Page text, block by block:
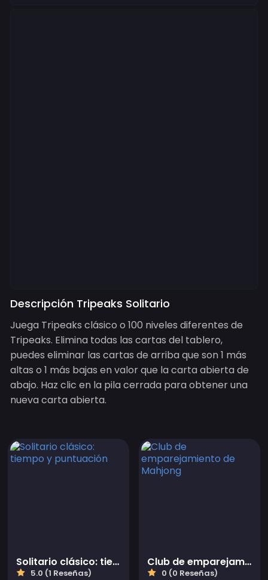
Descripción Tripeaks Solitario
Juega Tripeaks clásico o 100 niveles diferentes de
Tripeaks. Elimina todas las cartas del tablero,
puedes eliminar las cartas de arriba que son 1 más
altas o 1 más bajas en valor que la carta abierta de
abajo. Haz clic en la pila cerrada para obtener una
nueva carta abierta.
Solitario clásico: tiempo y puntuación
5.0 (1 Reseñas)
Club de emparejamiento de Mahjong
0 (0 Reseñas)